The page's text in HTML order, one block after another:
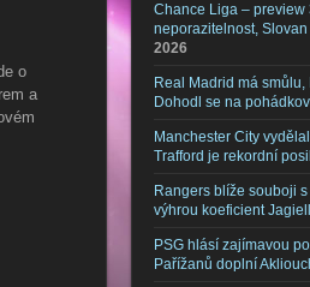
o
a
Chance Liga – preview
neporazitelnost,
2026
Real Madrid má
Dohodl se na
Manchester City
Trafford je rekordní
Rangers blíže souboji
výhrou koeficient
PSG hlásí zajímavou
Pařížanů doplní